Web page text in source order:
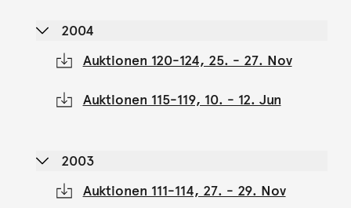
2004
Auktionen 120-124, 25. - 27. Nov
Auktionen 115-119, 10. - 12. Jun
2003
Auktionen 111-114, 27. - 29. Nov